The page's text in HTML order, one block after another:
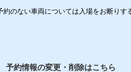
のない車両については入場をお断りす
予約情報の変更・削除はこちら